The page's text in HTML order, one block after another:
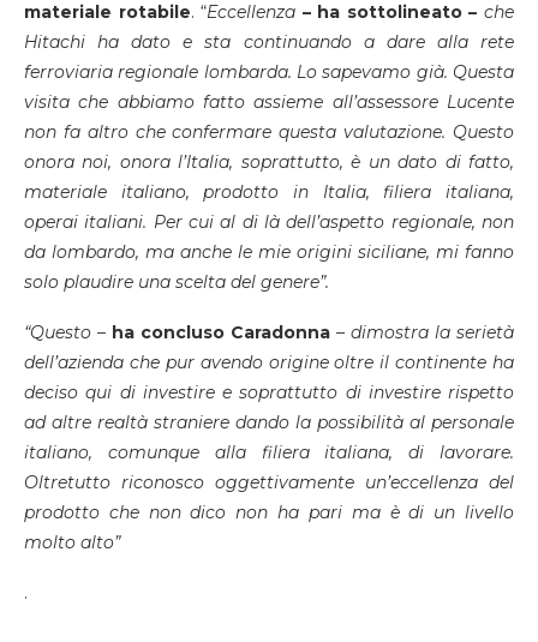
materiale rotabile. “Eccellenza – ha sottolineato – che
Hitachi ha dato e sta continuando a dare alla rete
ferroviaria regionale lombarda. Lo sapevamo già. Questa
visita che abbiamo fatto assieme all’assessore Lucente
non fa altro che confermare questa valutazione. Questo
onora noi, onora l’Italia, soprattutto, è un dato di fatto,
materiale italiano, prodotto in Italia, filiera italiana,
operai italiani. Per cui al di là dell’aspetto regionale, non
da lombardo, ma anche le mie origini siciliane, mi fanno
solo plaudire una scelta del genere”.
“Questo – ha concluso Caradonna – dimostra la serietà
dell’azienda che pur avendo origine oltre il continente ha
deciso qui di investire e soprattutto di investire rispetto
ad altre realtà straniere dando la possibilità al personale
italiano, comunque alla filiera italiana, di lavorare.
Oltretutto riconosco oggettivamente un’eccellenza del
prodotto che non dico non ha pari ma è di un livello
molto alto”
.